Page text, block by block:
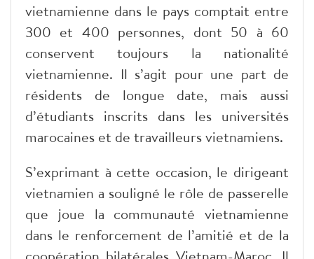
vietnamienne dans le pays comptait entre
300 et 400 personnes, dont 50 à 60
conservent toujours la nationalité
vietnamienne. Il s’agit pour une part de
résidents de longue date, mais aussi
d’étudiants inscrits dans les universités
marocaines et de travailleurs vietnamiens.
S’exprimant à cette occasion, le dirigeant
vietnamien a souligné le rôle de passerelle
que joue la communauté vietnamienne
dans le renforcement de l’amitié et de la